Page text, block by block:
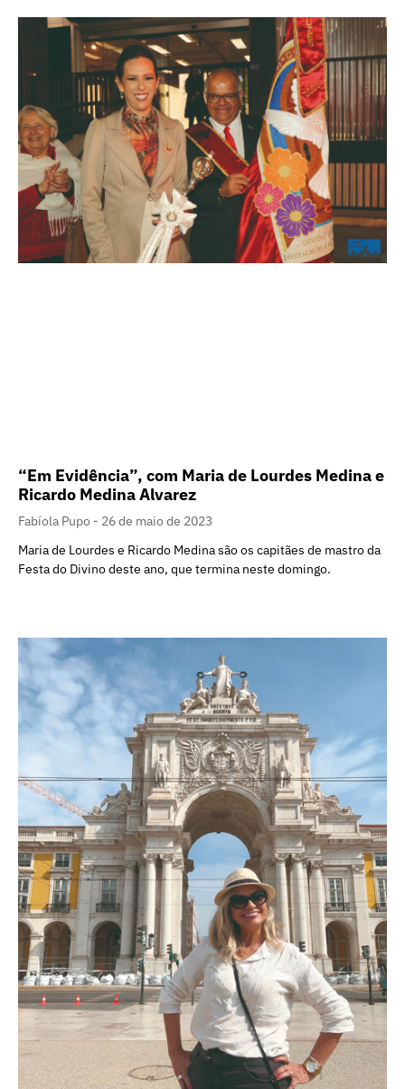
“Em Evidência”, com Maria de Lourdes Medina e
Ricardo Medina Alvarez
Fabíola Pupo
26 de maio de 2023
Maria de Lourdes e Ricardo Medina são os capitães de mastro da
Festa do Divino deste ano, que termina neste domingo.